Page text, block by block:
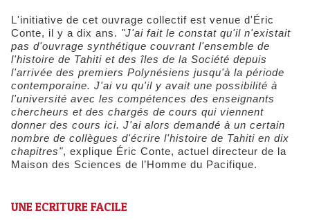
L'initiative de cet ouvrage collectif est venue d'Éric
Conte, il y a dix ans. "J'ai fait le constat qu'il n'existait
pas d'ouvrage synthétique couvrant l'ensemble de
l'histoire de Tahiti et des îles de la Société depuis
l'arrivée des premiers Polynésiens jusqu'à la période
contemporaine. J'ai vu qu'il y avait une possibilité à
l'université avec les compétences des enseignants
chercheurs et des chargés de cours qui viennent
donner des cours ici. J'ai alors demandé à un certain
nombre de collègues d'écrire l'histoire de Tahiti en dix
chapitres", explique Éric Conte, actuel directeur de la
Maison des Sciences de l’Homme du Pacifique.
UNE ECRITURE FACILE